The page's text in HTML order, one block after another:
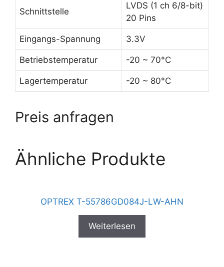
Schnittstelle
LVDS (1 ch 6/8-bit)
20 Pins
Eingangs-Spannung 3.3V
Betriebstemperatur -20 ~ 70°C
Lagertemperatur -20 ~ 80°C
Preis anfragen
Ähnliche Produkte
OPTREX T-55786GD084J-LW-AHN
Weiterlesen